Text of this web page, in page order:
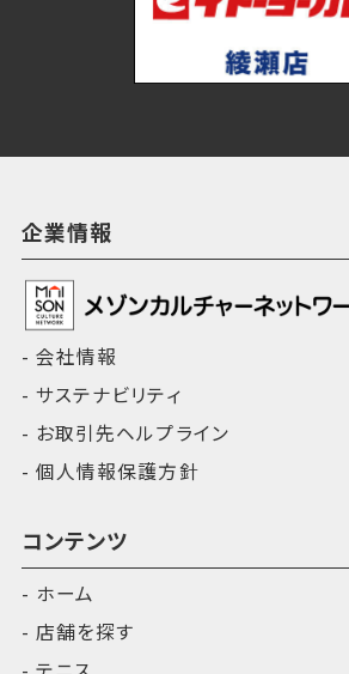
企業情報
会社情報
サステナビリティ
お取引先ヘルプライン
個人情報保護方針
コンテンツ
ホーム
店舗を探す